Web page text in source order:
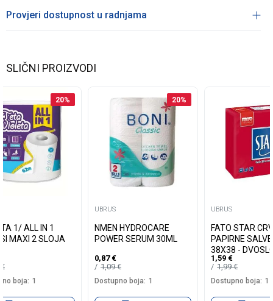
Provjeri dostupnost u radnjama
SLIČNI PROIZVODI
20%
1/ ALL IN 1
MAXI 2 SLOJA
€
boja: 1
20%
UBRUS
NMEN HYDROCARE
POWER SERUM 30ML
0,87 €
1,09€
Dostupno boja: 1
UBRUS
FATO STAR
PAPIRNE
38X38 -
SLOJNE 40/1
1,59 €
1,99€
Dostupno boja: 1